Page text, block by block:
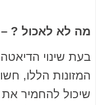
מה לא לאכול ? –
המזונות הללו,
שיכול להחמיר